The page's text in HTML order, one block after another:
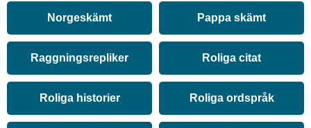
Norgeskämt Pappa skämt
Raggningsrepliker Roliga citat
Roliga historier Roliga ordspråk